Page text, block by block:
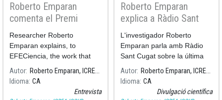
Roberto Emparan
comenta el Premi
Nobel de Física 2020
Researcher Roberto
Emparan explains, to
EFECiencia, the work that
has led to the 2020 Nobel
Prize in Physics.
Autor
Roberto Emparan, ICREA-ICCUB
Idioma CA
Entrevista
Roberto Emparan
explica a Ràdio Sant
Cugat l'últim objecte
detectat per
LIGO/Virgo
L'investigador Roberto
Emparan parla amb Ràdio
Sant Cugat sobre la última
detecció de la col·laboració
internacional LIGO/Virgo,
publicat a finals del mes de
juny.
Autor
Roberto Emparan, ICREA-ICCUB
Idioma CA
Divulgació científica